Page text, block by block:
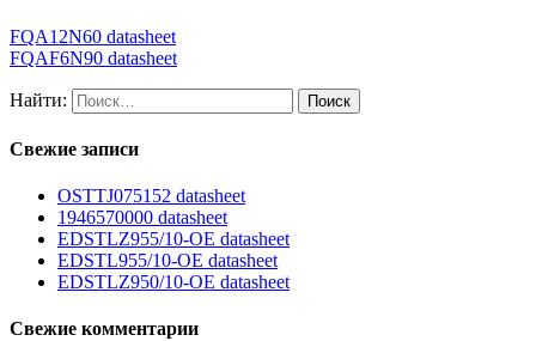
FQA12N60 datasheet
FQAF6N90 datasheet
Найти:
Свежие записи
OSTTJ075152 datasheet
1946570000 datasheet
EDSTLZ955/10-OE datasheet
EDSTL955/10-OE datasheet
EDSTLZ950/10-OE datasheet
Свежие комментарии